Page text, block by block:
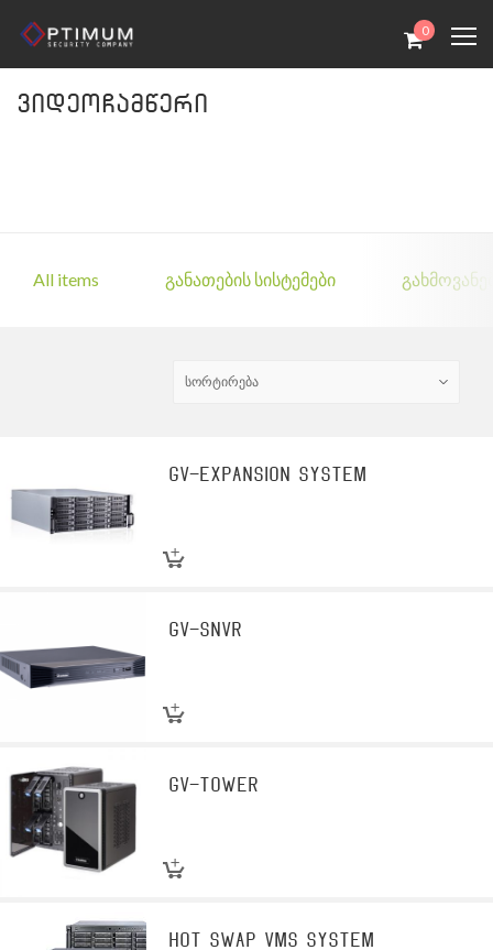
0
ვიდეოჩამწერი
All items განათების სისტემები
GV-Expansion System
GV-SNVR
GV-Tower
Hot Swap VMS System